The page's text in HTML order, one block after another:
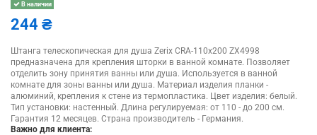
В наличии
244 ₴
Штанга телескопическая для душа Zerix CRA-110x200 ZX4998
предназначена для крепления шторки в ванной комнате. Позволяет
отделить зону принятия ванны или душа. Используется в ванной
комнате для зоны ванны или душа. Материал изделия планки -
алюминий, крепления к стене из термопластика. Цвет изделия: белый.
Тип установки: настенный. Длина регулируемая: от 110 - до 200 см.
Гарантия 12 месяцев. Страна производитель - Германия.
Важно для клиента: